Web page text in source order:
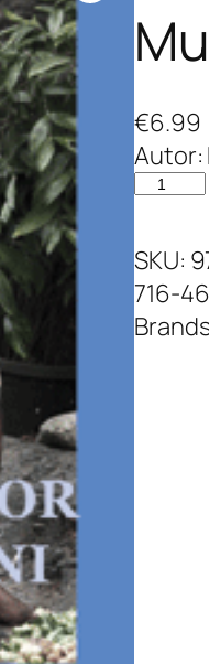
€6.99
Autor:
M
z
i
c
SKU:
716-